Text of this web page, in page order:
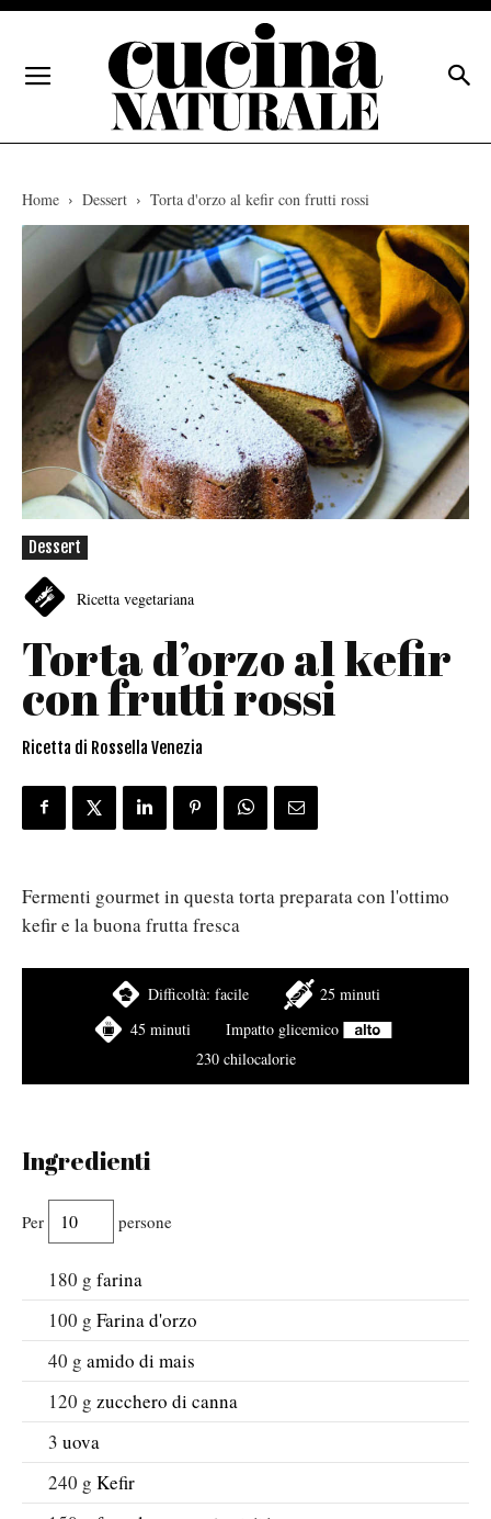
Home Dessert Torta d'orzo al kefir con frutti rossi
Dessert
Ricetta vegetariana
Torta d’orzo al kefir
con frutti rossi
Ricetta di Rossella Venezia
Fermenti gourmet in questa torta preparata con l'ottimo
kefir e la buona frutta fresca
Difficoltà: facile
25 minuti
45 minuti
Impatto glicemico
230 chilocalorie
Ingredienti
Per persone
180 g farina
100 g Farina d'orzo
40 g amido di mais
120 g zucchero di canna
3 uova
240 g Kefir